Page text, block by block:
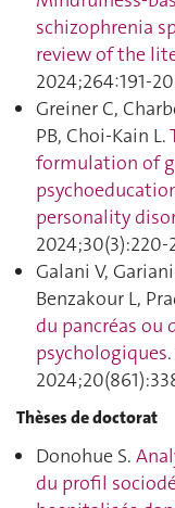
schizophrenia
review of the
Greiner C,
PB, Choi-Kain L.
formulation of
personality
Galani V,
Benzakour L,
du pancréas ou
psychologiques
Thèses de doctorat
Donohue S.
du profil